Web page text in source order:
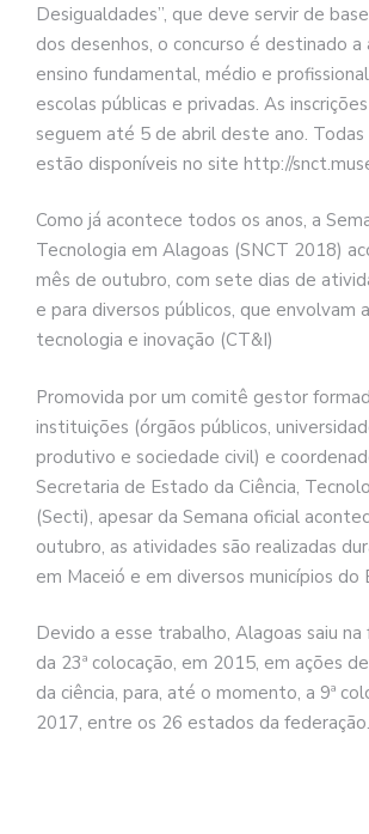
Desigualdades”, que deve servir de
dos desenhos, o concurso é destinado a
ensino fundamental, médio e
escolas públicas e privadas. As
seguem até 5 de abril deste ano. Todas
estão disponíveis no site http://
Como já acontece todos os anos, a
Tecnologia em Alagoas (SNCT 2018)
mês de outubro, com sete dias de
e para diversos públicos, que envolvam
tecnologia e inovação (CT&I)
Promovida por um comitê gestor
instituições (órgãos públicos,
produtivo e sociedade civil) e
Secretaria de Estado da Ciência,
(Secti), apesar da Semana oficial
outubro, as atividades são realizadas
em Maceió e em diversos municípios do
Devido a esse trabalho, Alagoas saiu
da 23ª colocação, em 2015, em ações
da ciência, para, até o momento, a 9ª
2017, entre os 26 estados da federação.